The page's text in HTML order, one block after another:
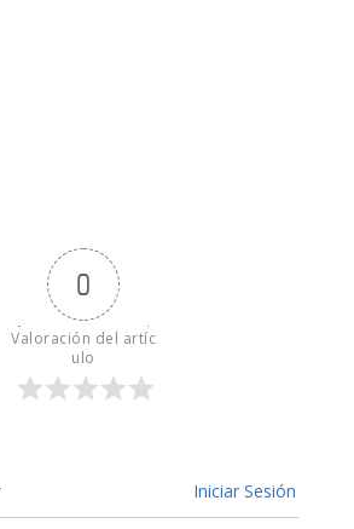
0
Valoración del artíc
ulo
Iniciar Sesión